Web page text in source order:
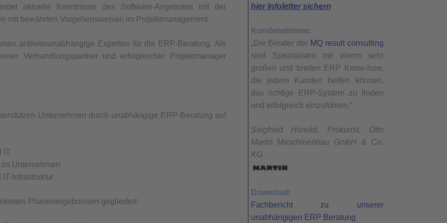
aktuelle Kenntnisse des Software-Angebotes mit der
mit bewährten Vorgehensweisen im Projektmanagement.
anbieterunabhängige Experten für die ERP-Beratung. Als
Verhandlungspartner und erfolgreicher Projektmanager
Unternehmen durch unabhängige ERP-Beratung auf
IT
Unternehmen
Infrastruktur
Phasenergebnissen gegliedert:
hier Infoletter sichern
Kundenstimme:
„Die Berater der MQ result consulting
sind Spezialisten mit einem sehr
großen und breiten ERP Know-how,
die jedem Kunden helfen können,
das richtige ERP-System zu finden
und erfolgreich einzuführen.“
Siegfried Honold, Prokurist, Otto
Martin Maschinenbau GmbH & Co.
KG
Download:
Fachbericht zu unserer
unabhängigen ERP Beratung